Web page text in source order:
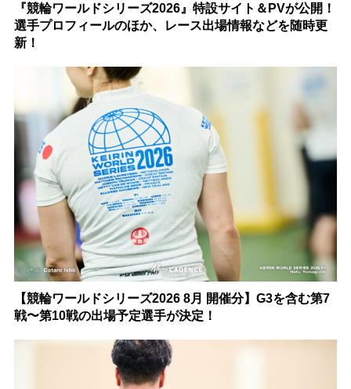
『競輪ワールドシリーズ2026』特設サイト＆PVが公開！
選手プロフィールのほか、レース出場情報などを随時更
新！
【競輪ワールドシリーズ2026 8月 開催分】G3を含む第7
戦〜第10戦の出場予定選手が決定！